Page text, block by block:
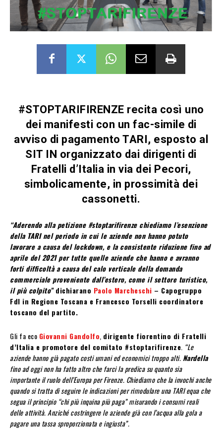
#STOPTARIFIRENZE recita così uno
dei manifesti con un fac-simile di
avviso di pagamento TARI, esposto al
SIT IN organizzato dai dirigenti di
Fratelli d’Italia in via dei Pecori,
simbolicamente, in prossimità dei
cassonetti.
“Aderendo alla petizione #stoptarifirenze chiediamo l’esenzione
della TARI nel periodo in cui le aziende non hanno potuto
lavorare a causa del lockdown, e la consistente riduzione fino ad
aprile del 2021 per tutte quelle aziende che hanno e avranno
forti difficoltà a causa del calo verticale della domanda
commerciale proveniente dall’estero, come il settore turistico,
il più colpito”dichiarano Paolo Marcheschi – Capogruppo
FdI in Regione Toscana e Francesco Torselli coordinatore
toscano del partito.
Gli fa eco Giovanni Gandolfo dirigente fiorentino di Fratelli
d’Italia e promotore del comitato #stoptarifirenze “Le
aziende hanno già pagato costi umani ed economici troppo alti. Nardella
fino ad oggi non ha fatto altro che farci la predica su quanto sia
importante il ruolo dell’Europa per Firenze. Chiediamo che la invochi anche
quando si tratta di seguire le indicazioni per rimodulare una TARI equa che
segua il principio “chi più inquina più paga” misurando i consumi reali
delle attività. Anziché costringere le aziende già con l’acqua alla gola a
pagare una tassa sproporzionata e ingiusta”.